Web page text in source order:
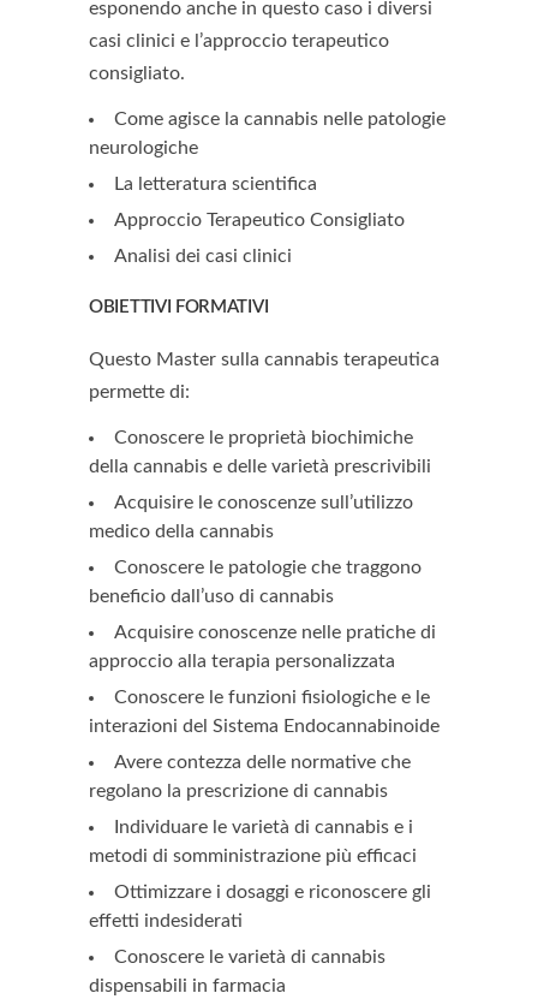
esponendo anche in questo caso i diversi
casi clinici e l’approccio terapeutico
consigliato.
Come agisce la cannabis nelle patologie
neurologiche
La letteratura scientifica
Approccio Terapeutico Consigliato
Analisi dei casi clinici
OBIETTIVI FORMATIVI
Questo Master sulla cannabis terapeutica
permette di:
Conoscere le proprietà biochimiche
della cannabis e delle varietà prescrivibili
Acquisire le conoscenze sull’utilizzo
medico della cannabis
Conoscere le patologie che traggono
beneficio dall’uso di cannabis
Acquisire conoscenze nelle pratiche di
approccio alla terapia personalizzata
Conoscere le funzioni fisiologiche e le
interazioni del Sistema Endocannabinoide
Avere contezza delle normative che
regolano la prescrizione di cannabis
Individuare le varietà di cannabis e i
metodi di somministrazione più efficaci
Ottimizzare i dosaggi e riconoscere gli
effetti indesiderati
Conoscere le varietà di cannabis
dispensabili in farmacia